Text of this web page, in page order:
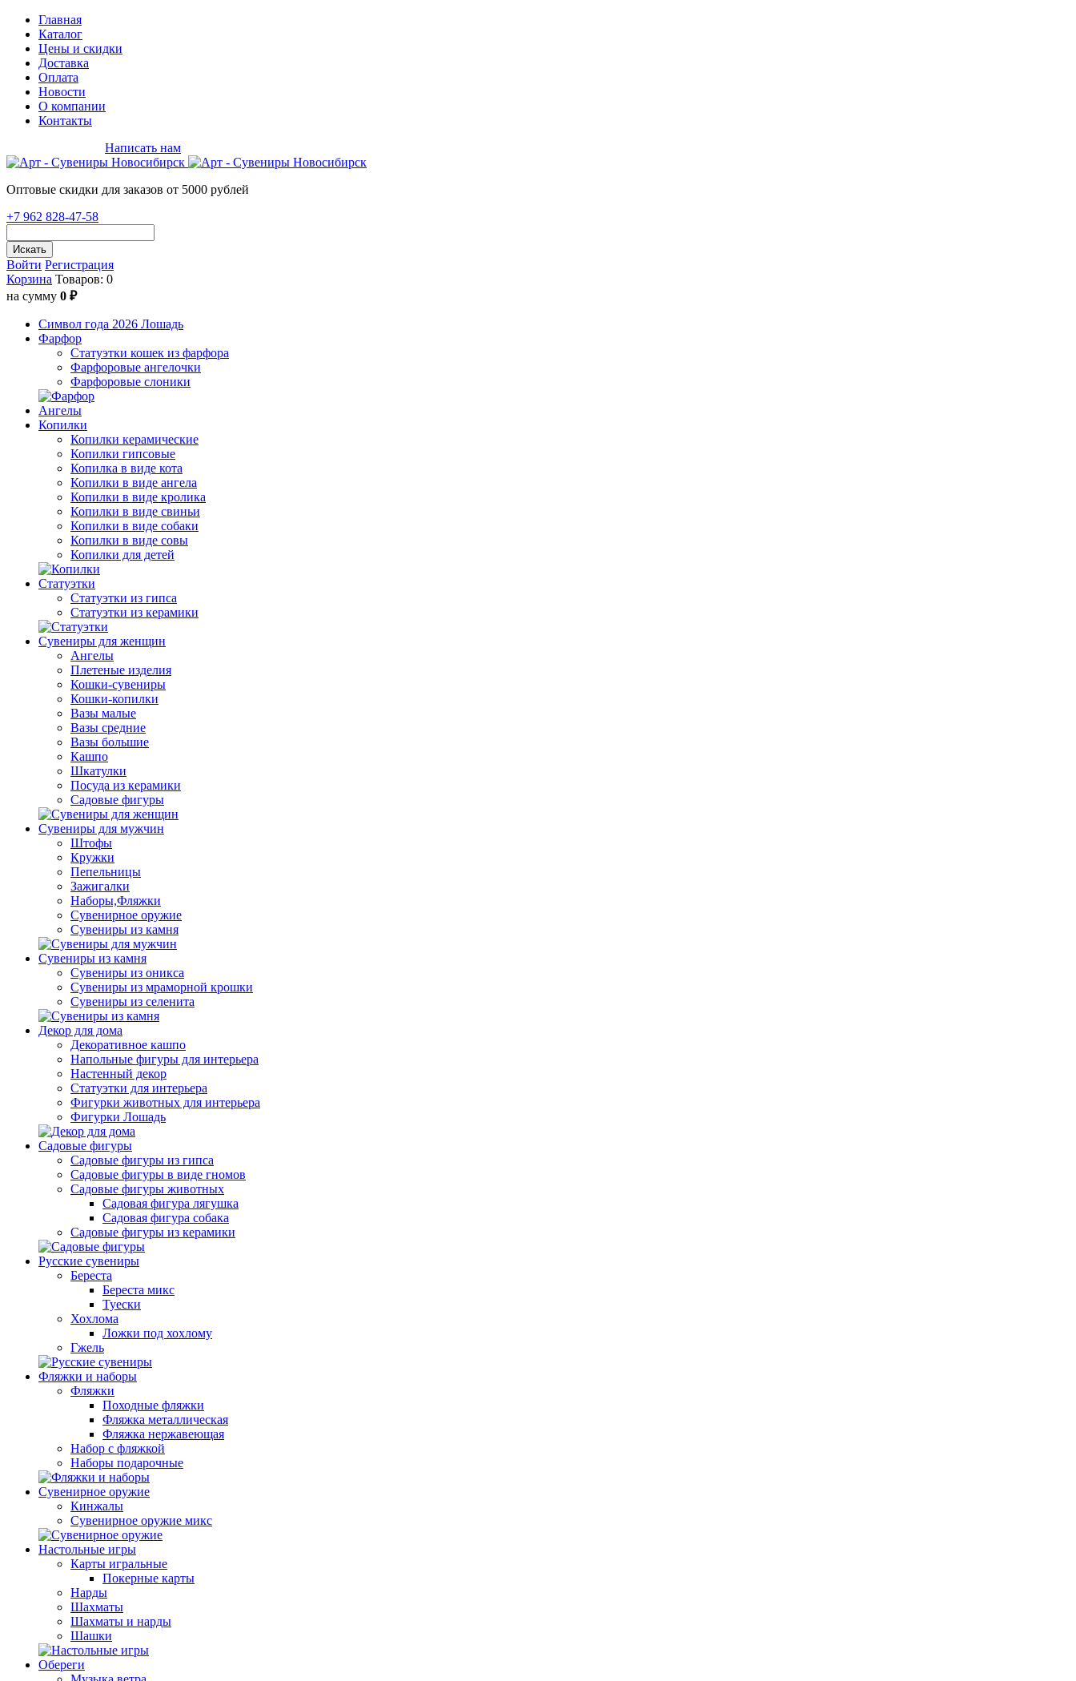
Главная
Каталог
Цены и скидки
Доставка
Оплата
Новости
О компании
Контакты
Написать нам
Оптовые скидки для заказов от 5000 рублей
+7 962 828-47-58
Искать
Войти Регистрация
Корзина Товаров: 0
на сумму 0 ₽
Символ года 2026 Лошадь
Фарфор
Статуэтки кошек из фарфора
Фарфоровые ангелочки
Фарфоровые слоники
Ангелы
Копилки
Копилки керамические
Копилки гипсовые
Копилка в виде кота
Копилки в виде ангела
Копилки в виде кролика
Копилки в виде свиньи
Копилки в виде собаки
Копилки в виде совы
Копилки для детей
Статуэтки
Статуэтки из гипса
Статуэтки из керамики
Сувениры для женщин
Ангелы
Плетеные изделия
Кошки-сувениры
Кошки-копилки
Вазы малые
Вазы средние
Вазы большие
Кашпо
Шкатулки
Посуда из керамики
Садовые фигуры
Сувениры для мужчин
Штофы
Кружки
Пепельницы
Зажигалки
Наборы,Фляжки
Сувенирное оружие
Сувениры из камня
Сувениры из камня
Сувениры из оникса
Сувениры из мраморной крошки
Сувениры из селенита
Декор для дома
Декоративное кашпо
Напольные фигуры для интерьера
Настенный декор
Статуэтки для интерьера
Фигурки животных для интерьера
Фигурки Лошадь
Садовые фигуры
Садовые фигуры из гипса
Садовые фигуры в виде гномов
Садовые фигуры животных
Садовая фигура лягушка
Садовая фигура собака
Садовые фигуры из керамики
Русские сувениры
Береста
Береста микс
Туески
Хохлома
Ложки под хохлому
Гжель
Фляжки и наборы
Фляжки
Походные фляжки
Фляжка металлическая
Фляжка нержавеющая
Набор с фляжкой
Наборы подарочные
Сувенирное оружие
Кинжалы
Сувенирное оружие микс
Настольные игры
Карты игральные
Покерные карты
Нарды
Шахматы
Шахматы и нарды
Шашки
Обереги